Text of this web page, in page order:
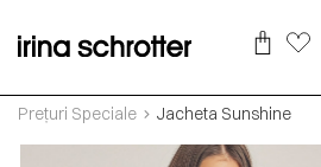
Prețuri Speciale Jacheta Sunshine